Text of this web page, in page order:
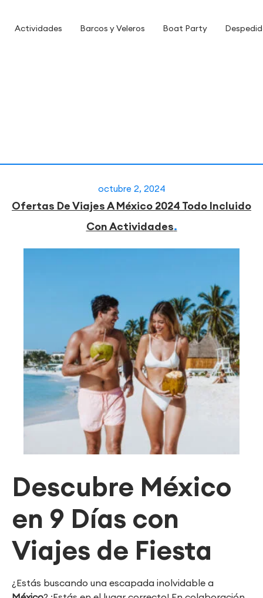
Actividades Barcos y Veleros Boat Party
octubre 2, 2024
Ofertas De Viajes A México 2024 Todo Incluido
Con Actividades
Descubre México
en 9 Días con
Viajes de Fiesta
¿Estás buscando una escapada inolvidable a